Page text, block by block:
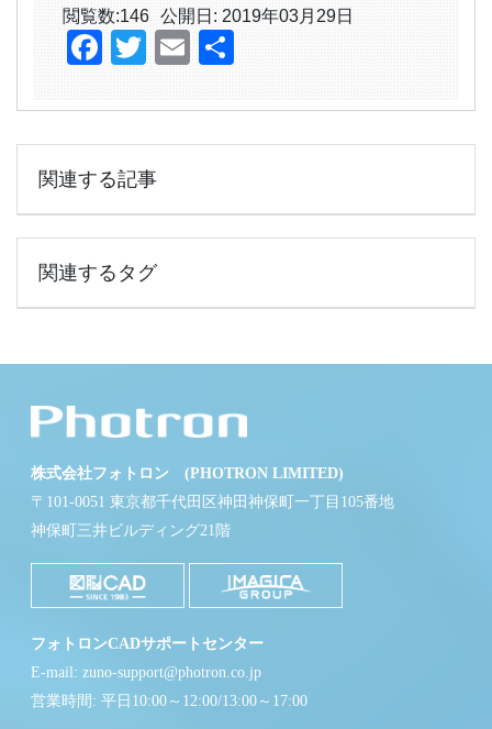
閲覧数:146 公開日: 2019年03月29日
Facebook
TwitterEmail
関連する記事
関連するタグ
株式会社フォトロン (PHOTRON LIMITED)
〒101-0051 東京都千代田区神田神保町一丁目105番地
神保町三井ビルディング21階
フォトロンCADサポートセンター
E-mail: zuno-support@photron.co.jp
営業時間: 平日10:00～12:00/13:00～17:00